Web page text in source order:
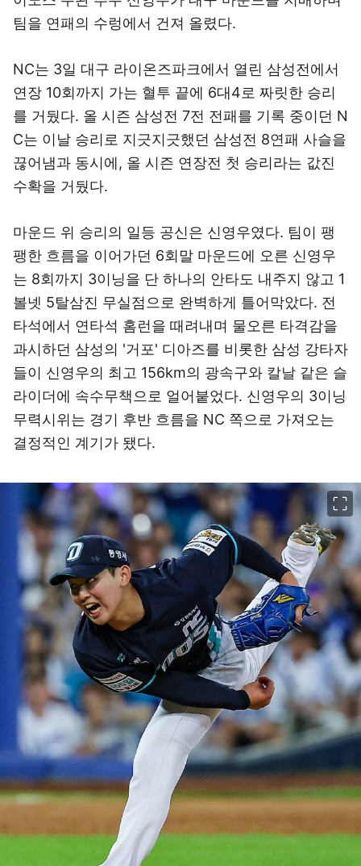
팀을 연패의 수렁에서 건져 올렸다.
NC는 3일 대구 라이온즈파크에서 열린 삼성전에서
연장 10회까지 가는 혈투 끝에 6대4로 짜릿한 승리
를 거뒀다. 올 시즌 삼성전 7전 전패를 기록 중이던 N
C는 이날 승리로 지긋지긋했던 삼성전 8연패 사슬을
끊어냄과 동시에, 올 시즌 연장전 첫 승리라는 값진
수확을 거뒀다.
마운드 위 승리의 일등 공신은 신영우였다. 팀이 팽
팽한 흐름을 이어가던 6회말 마운드에 오른 신영우
는 8회까지 3이닝을 단 하나의 안타도 내주지 않고 1
볼넷 5탈삼진 무실점으로 완벽하게 틀어막았다. 전
타석에서 연타석 홈런을 때려내며 물오른 타격감을
과시하던 삼성의 '거포' 디아즈를 비롯한 삼성 강타자
들이 신영우의 최고 156km의 광속구와 칼날 같은 슬
라이더에 속수무책으로 얼어붙었다. 신영우의 3이닝
무력시위는 경기 후반 흐름을 NC 쪽으로 가져오는
결정적인 계기가 됐다.